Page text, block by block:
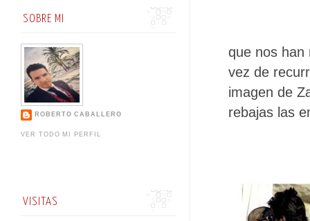
que nos han
vez de
imagen de
rebajas las
SOBRE MI
ROBERTO CABALLERO
VER TODO MI PERFIL
VISITAS